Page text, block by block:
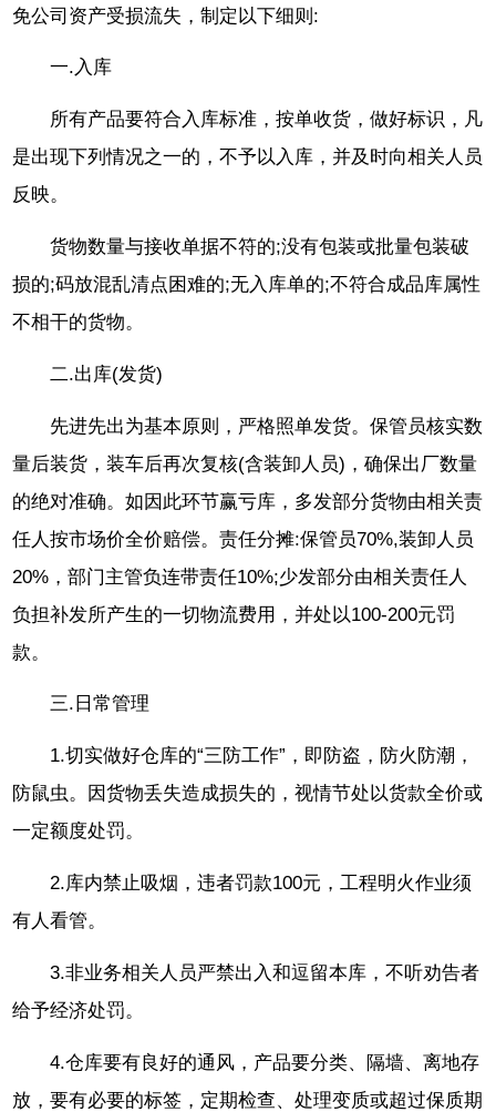
免公司资产受损流失，制定以下细则:
一.入库
所有产品要符合入库标准，按单收货，做好标识，凡
是出现下列情况之一的，不予以入库，并及时向相关人员
反映。
货物数量与接收单据不符的;没有包装或批量包装破
损的;码放混乱清点困难的;无入库单的;不符合成品库属性
不相干的货物。
二.出库(发货)
先进先出为基本原则，严格照单发货。保管员核实数
量后装货，装车后再次复核(含装卸人员)，确保出厂数量
的绝对准确。如因此环节赢亏库，多发部分货物由相关责
任人按市场价全价赔偿。责任分摊:保管员70%,装卸人员
20%，部门主管负连带责任10%;少发部分由相关责任人
负担补发所产生的一切物流费用，并处以100-200元罚
款。
三.日常管理
1.切实做好仓库的“三防工作”，即防盗，防火防潮，
防鼠虫。因货物丢失造成损失的，视情节处以货款全价或
一定额度处罚。
2.库内禁止吸烟，违者罚款100元，工程明火作业须
有人看管。
3.非业务相关人员严禁出入和逗留本库，不听劝告者
给予经济处罚。
4.仓库要有良好的通风，产品要分类、隔墙、离地存
放，要有必要的标签，定期检查、处理变质或超过保质期